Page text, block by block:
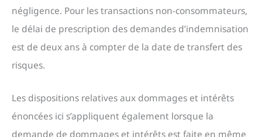
négligence. Pour les transactions non-consommateurs,
le délai de prescription des demandes d’indemnisation
est de deux ans à compter de la date de transfert des
risques.
Les dispositions relatives aux dommages et intérêts
énoncées ici s’appliquent également lorsque la
demande de dommages et intérêts est faite en même